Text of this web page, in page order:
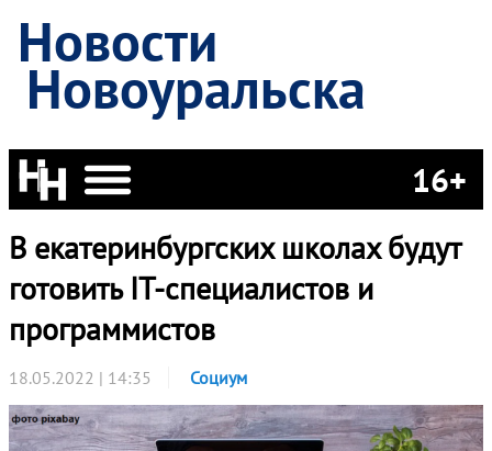
Новости
Новоуральска
16+
В екатеринбургских школах будут
готовить IT-специалистов и
программистов
18.05.2022 | 14:35 Социум